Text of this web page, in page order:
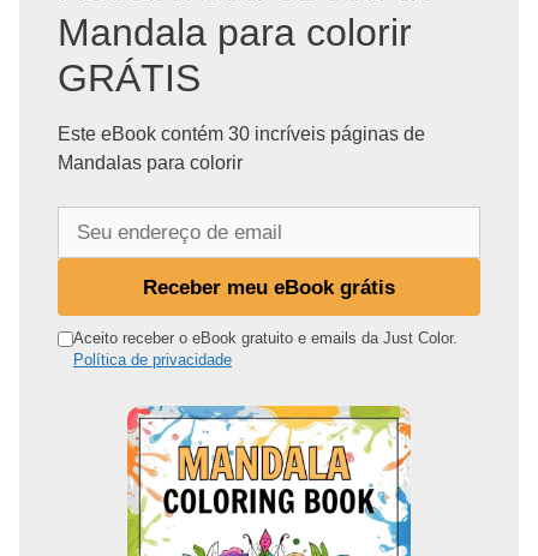
Mandala para colorir
GRÁTIS
Este eBook contém 30 incríveis páginas de
Mandalas para colorir
n
Receber meu eBook grátis
Aceito receber o eBook gratuito e emails da Just Color.
Política de privacidade